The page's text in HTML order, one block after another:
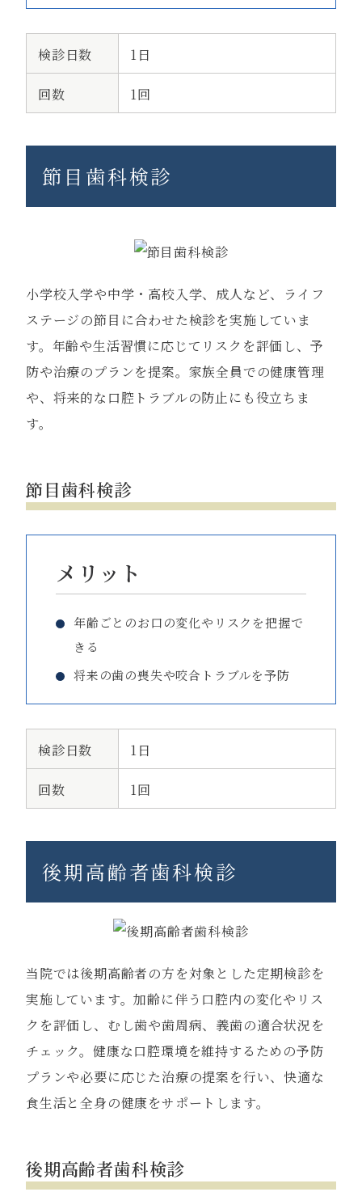
検診日数 1日
回数 1回
節目歯科検診
小学校入学や中学・高校入学、成人など、ライフ
ステージの節目に合わせた検診を実施していま
す。年齢や生活習慣に応じてリスクを評価し、予
防や治療のプランを提案。家族全員での健康管理
や、将来的な口腔トラブルの防止にも役立ちま
す。
節目歯科検診
メリット
年齢ごとのお口の変化やリスクを把握で
きる
将来の歯の喪失や咬合トラブルを予防
検診日数 1日
回数 1回
後期高齢者歯科検診
当院では後期高齢者の方を対象とした定期検診を
実施しています。加齢に伴う口腔内の変化やリス
クを評価し、むし歯や歯周病、義歯の適合状況を
チェック。健康な口腔環境を維持するための予防
プランや必要に応じた治療の提案を行い、快適な
食生活と全身の健康をサポートします。
後期高齢者歯科検診